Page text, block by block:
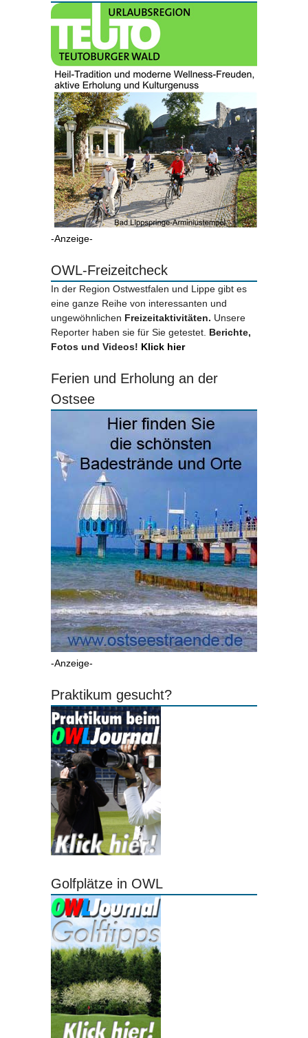
-Anzeige-
OWL-Freizeitcheck
In der Region Ostwestfalen und Lippe gibt es
eine ganze Reihe von interessanten und
ungewöhnlichen Freizeitaktivitäten. Unsere
Reporter haben sie für Sie getestet. Berichte,
Fotos und Videos! Klick hier
Ferien und Erholung an der
Ostsee
-Anzeige-
Praktikum gesucht?
Golfplätze in OWL